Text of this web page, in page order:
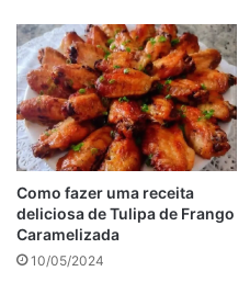
200 gramas de queijo
200 gramas de peito de
2 a 3 colheres (sopa) de óleo
1 caixinha de creme de leite
2 colheres (sopa) de manteiga
1/2 sachê de molho de
1/2 cebola picada
Salsa ecebolinha
Como fazer uma receita
deliciosa de Tulipa de Frango
Caramelizada
10/05/2024